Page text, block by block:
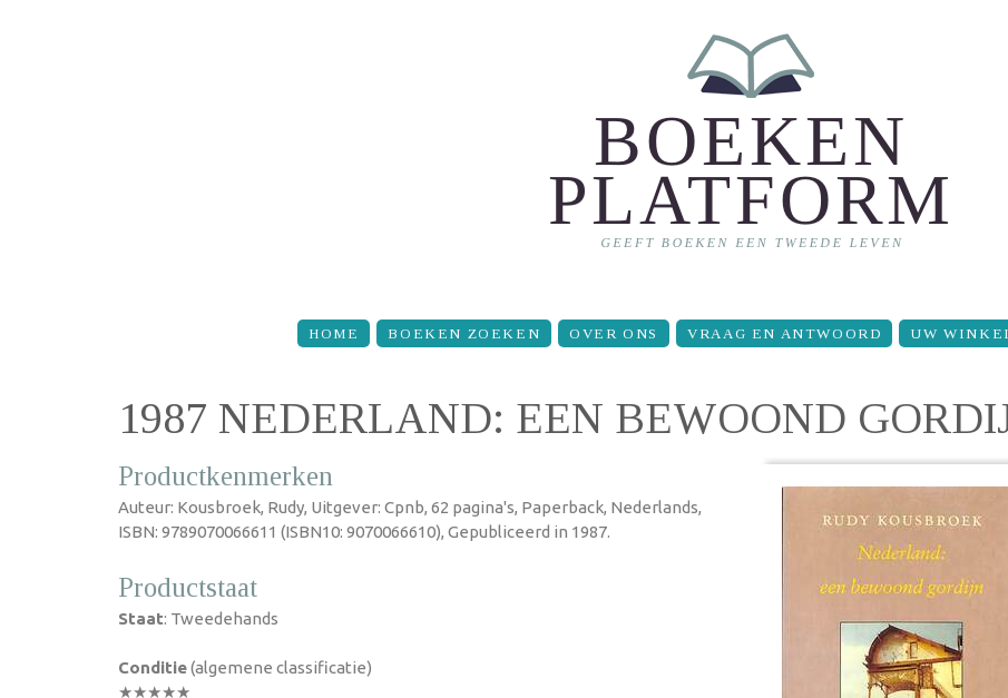
HOME BOEKEN ZOEKEN OVER ONS VRAAG EN ANTWOORD UW
1987 NEDERLAND: EEN BEWOOND
Productkenmerken
Auteur: Kousbroek, Rudy, Uitgever: Cpnb, 62 pagina's, Paperback, Nederlands,
ISBN: 9789070066611 (ISBN10: 9070066610), Gepubliceerd in 1987.
Productstaat
Staat: Tweedehands
Conditie(algemene classificatie)
★★★★★